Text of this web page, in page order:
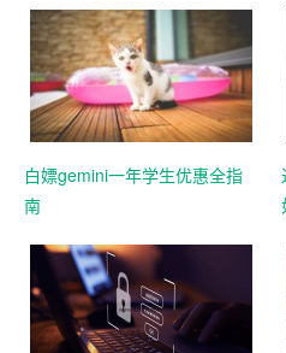
白嫖gemini一年学生优惠全指
南